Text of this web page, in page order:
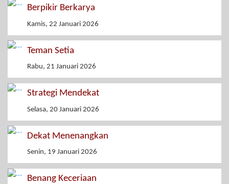
Berpikir Berkarya
Kamis, 22 Januari 2026
Teman Setia
Rabu, 21 Januari 2026
Strategi Mendekat
Selasa, 20 Januari 2026
Dekat Menenangkan
Senin, 19 Januari 2026
Benang Keceriaan